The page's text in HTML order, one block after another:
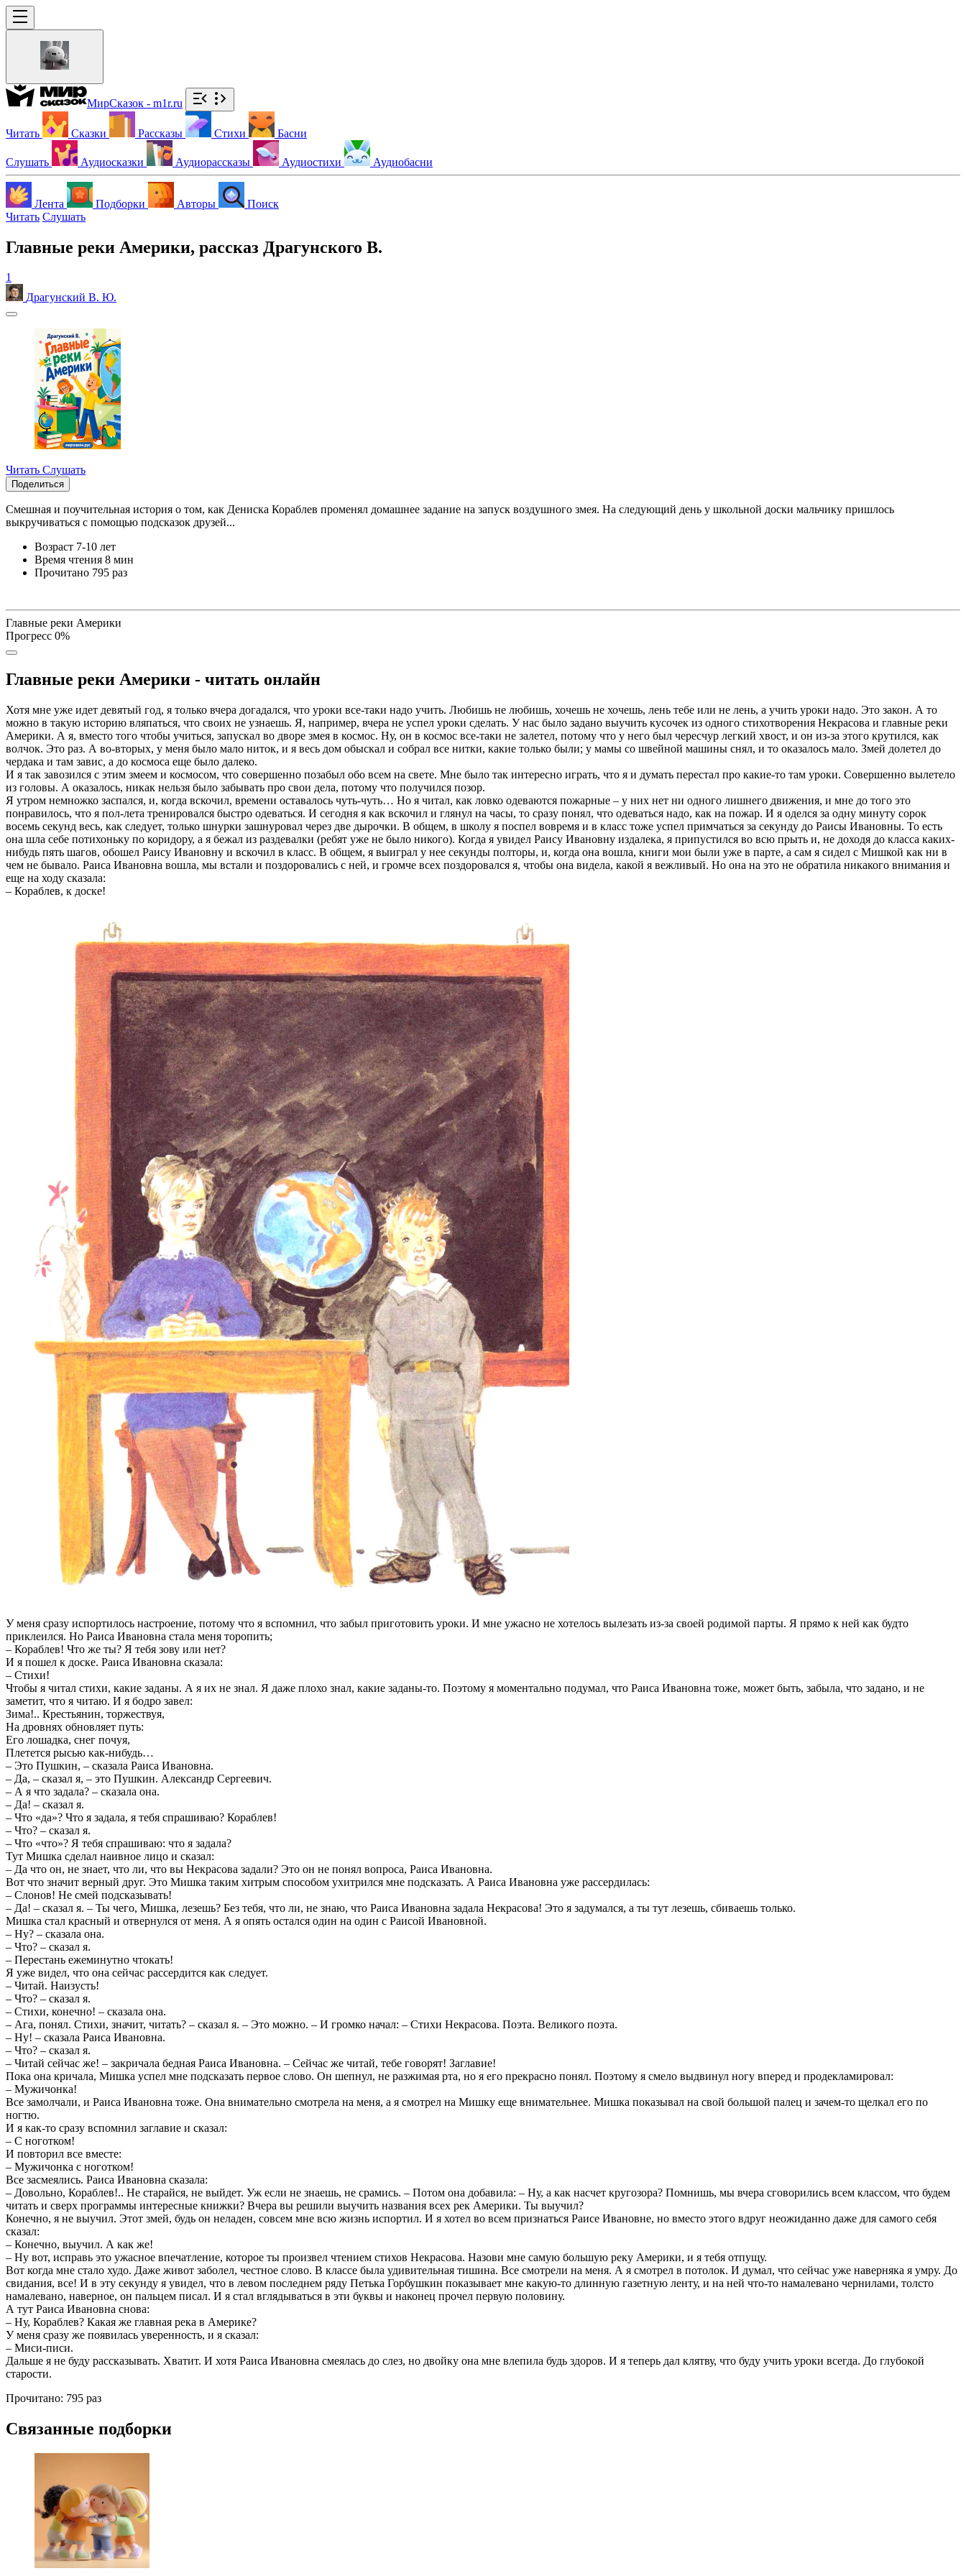
МирСказок - m1r.ru
Читать Сказки Рассказы Стихи Басни
Слушать Аудиосказки Аудиорассказы Аудиостихи Аудиобасни
Лента Подборки Авторы
Поиск
Читать Слушать
Главные реки Америки, рассказ Драгунского В.
1
Драгунский В. Ю.
Читать Слушать
Поделиться
Смешная и поучительная история о том, как Дениска Кораблев променял домашнее задание на запуск воздушного змея. На следующий день у школьной доски мальчику пришлось
выкручиваться с помощью подсказок друзей...
Возраст 7-10 лет
Время чтения 8 мин
Прочитано 795 раз
Главные реки Америки
Прогресс 0%
Главные реки Америки - читать онлайн
Хотя мне уже идет девятый год, я только вчера догадался, что уроки все-таки надо учить. Любишь не любишь, хочешь не хочешь, лень тебе или не лень, а учить уроки надо. Это закон. А то
можно в такую историю вляпаться, что своих не узнаешь. Я, например, вчера не успел уроки сделать. У нас было задано выучить кусочек из одного стихотворения Некрасова и главные реки
Америки. А я, вместо того чтобы учиться, запускал во дворе змея в космос. Ну, он в космос все-таки не залетел, потому что у него был чересчур легкий хвост, и он из-за этого крутился, как
волчок. Это раз. А во-вторых, у меня было мало ниток, и я весь дом обыскал и собрал все нитки, какие только были; у мамы со швейной машины снял, и то оказалось мало. Змей долетел до
чердака и там завис, а до космоса еще было далеко.
И я так завозился с этим змеем и космосом, что совершенно позабыл обо всем на свете. Мне было так интересно играть, что я и думать перестал про какие-то там уроки. Совершенно вылетело
из головы. А оказалось, никак нельзя было забывать про свои дела, потому что получился позор.
Я утром немножко заспался, и, когда вскочил, времени оставалось чуть-чуть… Но я читал, как ловко одеваются пожарные – у них нет ни одного лишнего движения, и мне до того это
понравилось, что я пол-лета тренировался быстро одеваться. И сегодня я как вскочил и глянул на часы, то сразу понял, что одеваться надо, как на пожар. И я оделся за одну минуту сорок
восемь секунд весь, как следует, только шнурки зашнуровал через две дырочки. В общем, в школу я поспел вовремя и в класс тоже успел примчаться за секунду до Раисы Ивановны. То есть
она шла себе потихоньку по коридору, а я бежал из раздевалки (ребят уже не было никого). Когда я увидел Раису Ивановну издалека, я припустился во всю прыть и, не доходя до класса каких-
нибудь пять шагов, обошел Раису Ивановну и вскочил в класс. В общем, я выиграл у нее секунды полторы, и, когда она вошла, книги мои были уже в парте, а сам я сидел с Мишкой как ни в
чем не бывало. Раиса Ивановна вошла, мы встали и поздоровались с ней, и громче всех поздоровался я, чтобы она видела, какой я вежливый. Но она на это не обратила никакого внимания и
еще на ходу сказала:
– Кораблев, к доске!
У меня сразу испортилось настроение, потому что я вспомнил, что забыл приготовить уроки. И мне ужасно не хотелось вылезать из-за своей родимой парты. Я прямо к ней как будто
приклеился. Но Раиса Ивановна стала меня торопить;
– Кораблев! Что же ты? Я тебя зову или нет?
И я пошел к доске. Раиса Ивановна сказала:
– Стихи!
Чтобы я читал стихи, какие заданы. А я их не знал. Я даже плохо знал, какие заданы-то. Поэтому я моментально подумал, что Раиса Ивановна тоже, может быть, забыла, что задано, и не
заметит, что я читаю. И я бодро завел:
Зима!.. Крестьянин, торжествуя,
На дровнях обновляет путь:
Его лошадка, снег почуя,
Плетется рысью как-нибудь…
– Это Пушкин, – сказала Раиса Ивановна.
– Да, – сказал я, – это Пушкин. Александр Сергеевич.
– А я что задала? – сказала она.
– Да! – сказал я.
– Что «да»? Что я задала, я тебя спрашиваю? Кораблев!
– Что? – сказал я.
– Что «что»? Я тебя спрашиваю: что я задала?
Тут Мишка сделал наивное лицо и сказал:
– Да что он, не знает, что ли, что вы Некрасова задали? Это он не понял вопроса, Раиса Ивановна.
Вот что значит верный друг. Это Мишка таким хитрым способом ухитрился мне подсказать. А Раиса Ивановна уже рассердилась:
– Слонов! Не смей подсказывать!
– Да! – сказал я. – Ты чего, Мишка, лезешь? Без тебя, что ли, не знаю, что Раиса Ивановна задала Некрасова! Это я задумался, а ты тут лезешь, сбиваешь только.
Мишка стал красный и отвернулся от меня. А я опять остался один на один с Раисой Ивановной.
– Ну? – сказала она.
– Что? – сказал я.
– Перестань ежеминутно чтокать!
Я уже видел, что она сейчас рассердится как следует.
– Читай. Наизусть!
– Что? – сказал я.
– Стихи, конечно! – сказала она.
– Ага, понял. Стихи, значит, читать? – сказал я. – Это можно. – И громко начал: – Стихи Некрасова. Поэта. Великого поэта.
– Ну! – сказала Раиса Ивановна.
– Что? – сказал я.
– Читай сейчас же! – закричала бедная Раиса Ивановна. – Сейчас же читай, тебе говорят! Заглавие!
Пока она кричала, Мишка успел мне подсказать первое слово. Он шепнул, не разжимая рта, но я его прекрасно понял. Поэтому я смело выдвинул ногу вперед и продекламировал:
– Мужичонка!
Все замолчали, и Раиса Ивановна тоже. Она внимательно смотрела на меня, а я смотрел на Мишку еще внимательнее. Мишка показывал на свой большой палец и зачем-то щелкал его по
ногтю.
И я как-то сразу вспомнил заглавие и сказал:
– С ноготком!
И повторил все вместе:
– Мужичонка с ноготком!
Все засмеялись. Раиса Ивановна сказала:
– Довольно, Кораблев!.. Не старайся, не выйдет. Уж если не знаешь, не срамись. – Потом она добавила: – Ну, а как насчет кругозора? Помнишь, мы вчера сговорились всем классом, что будем
читать и сверх программы интересные книжки? Вчера вы решили выучить названия всех рек Америки. Ты выучил?
Конечно, я не выучил. Этот змей, будь он неладен, совсем мне всю жизнь испортил. И я хотел во всем признаться Раисе Ивановне, но вместо этого вдруг неожиданно даже для самого себя
сказал:
– Конечно, выучил. А как же!
– Ну вот, исправь это ужасное впечатление, которое ты произвел чтением стихов Некрасова. Назови мне самую большую реку Америки, и я тебя отпущу.
Вот когда мне стало худо. Даже живот заболел, честное слово. В классе была удивительная тишина. Все смотрели на меня. А я смотрел в потолок. И думал, что сейчас уже наверняка я умру. До
свидания, все! И в эту секунду я увидел, что в левом последнем ряду Петька Горбушкин показывает мне какую-то длинную газетную ленту, и на ней что-то намалевано чернилами, толсто
намалевано, наверное, он пальцем писал. И я стал вглядываться в эти буквы и наконец прочел первую половину.
А тут Раиса Ивановна снова:
– Ну, Кораблев? Какая же главная река в Америке?
У меня сразу же появилась уверенность, и я сказал:
– Миси-писи.
Дальше я не буду рассказывать. Хватит. И хотя Раиса Ивановна смеялась до слез, но двойку она мне влепила будь здоров. И я теперь дал клятву, что буду учить уроки всегда. До глубокой
старости.
Прочитано: 795 раз
Связанные подборки